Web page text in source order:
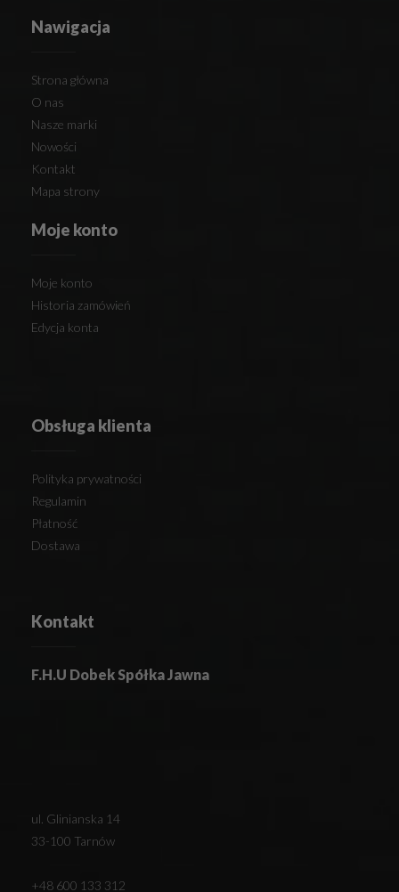
Nawigacja
Strona główna
O nas
Nasze marki
Nowości
Kontakt
Mapa strony
Moje konto
Moje konto
Historia zamówień
Edycja konta
Obsługa klienta
Polityka prywatności
Regulamin
Płatność
Dostawa
Kontakt
F.H.U Dobek Spółka Jawna
ul. Glinianska 14
33-100 Tarnów
+48 600 133 312